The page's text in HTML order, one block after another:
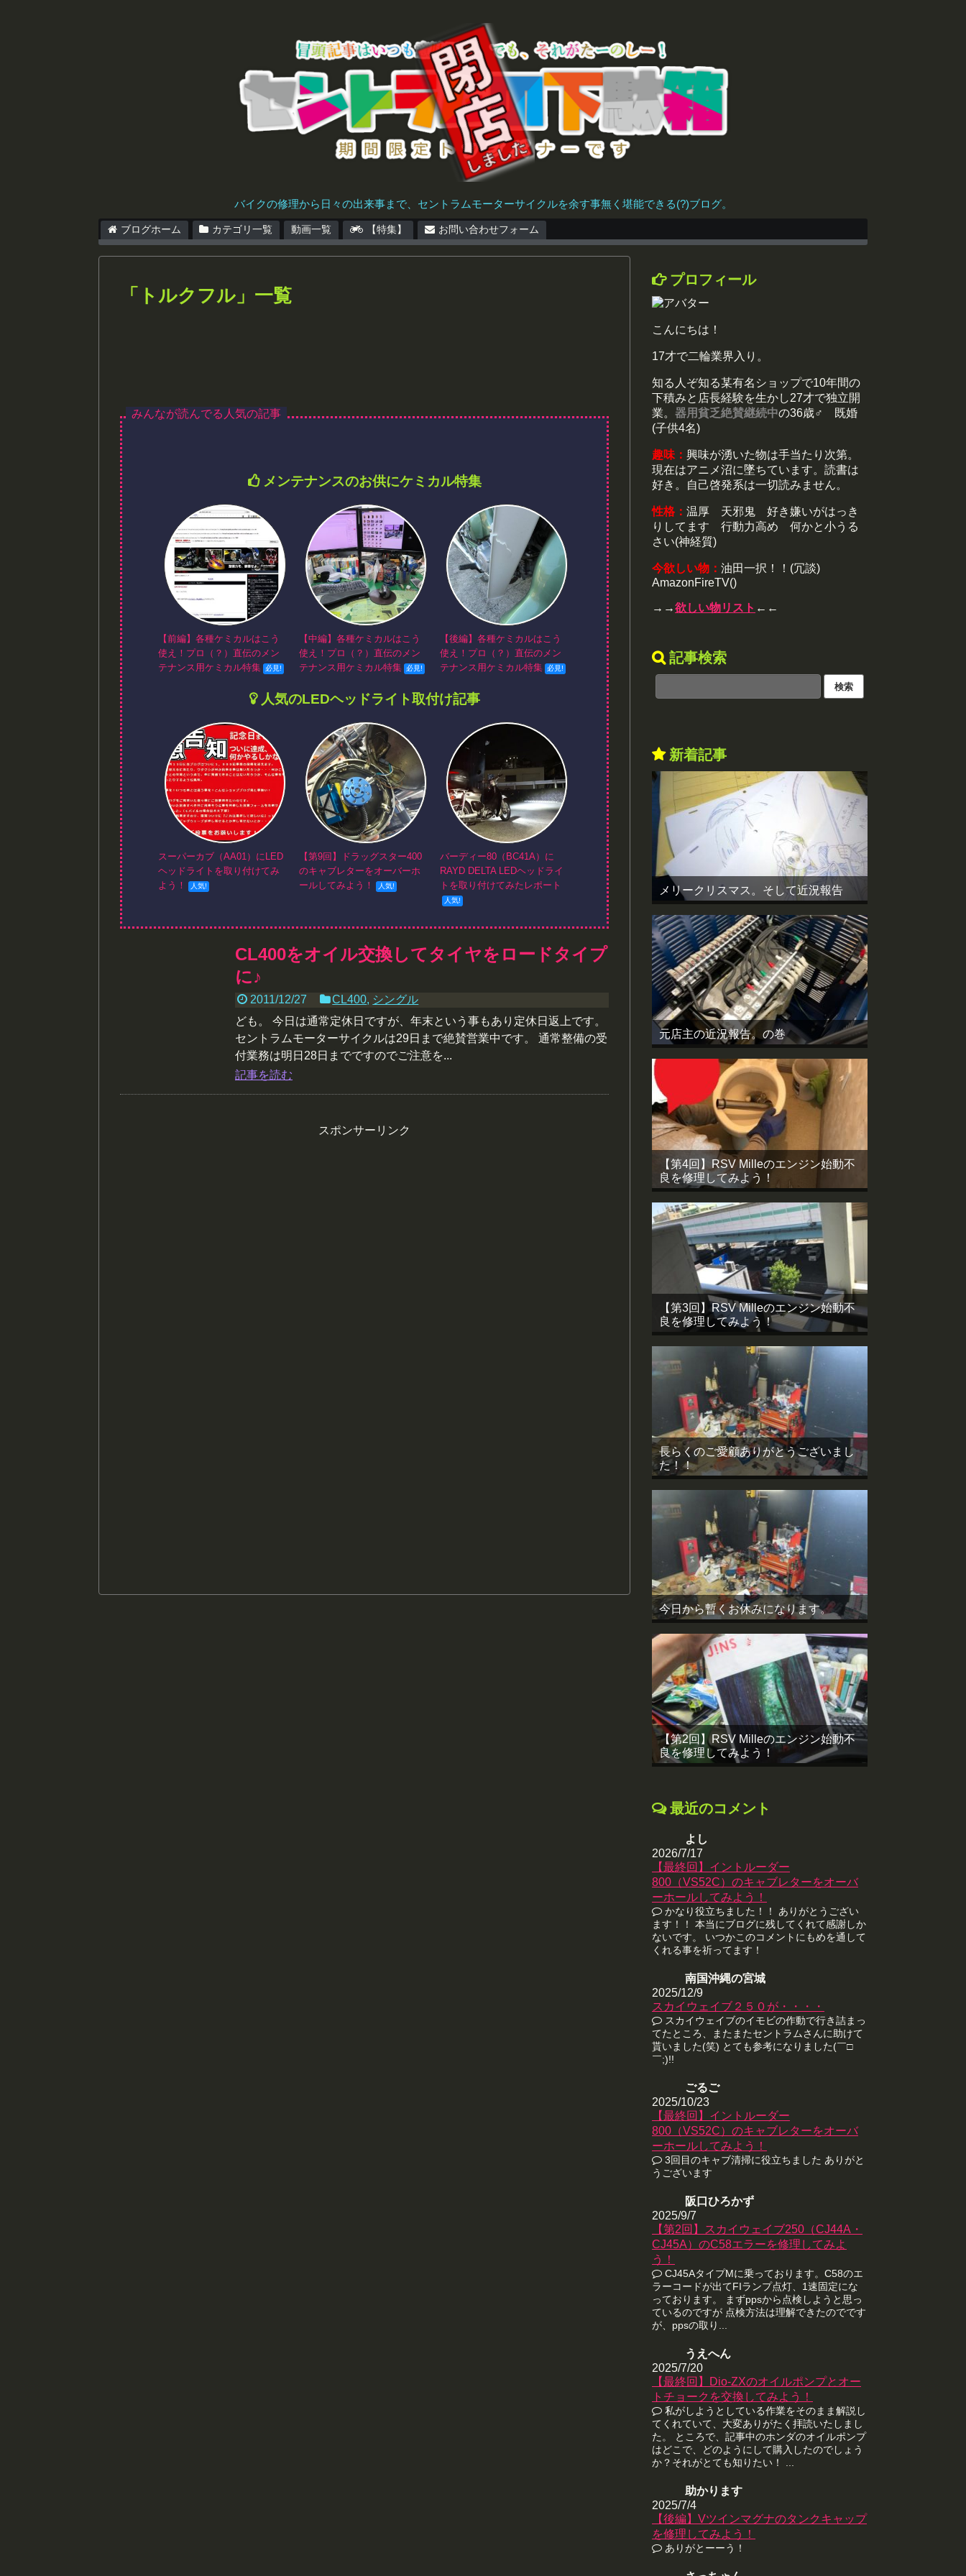
バイクの修理から日々の出来事まで、セントラムモーターサイクルを余す事無く堪能できる(?)ブログ。
ブログホーム カテゴリ一覧 動画一覧 【特集】 お問い合わせフォーム
「 トルクフル 」 一覧
メンテナンスのお供にケミカル特集
【前編】各種ケミカルはこう
使え！プロ（？）直伝のメン
テナンス用ケミカル特集
【中編】各種ケミカルはこう
使え！プロ（？）直伝のメン
テナンス用ケミカル特集
【後編】各種ケミカルはこう
使え！プロ（？）直伝のメン
テナンス用ケミカル特集
人気のLEDヘッドライト取付け記事
スーパーカブ（AA01）にLED
ヘッドライトを取り付けてみ
よう！
【第9回】ドラッグスター400
のキャブレターをオーバーホ
ールしてみよう！
バーディー80（BC41A）に
RAYD DELTA LEDヘッドライ
トを取り付けてみたレポート
CL400をオイル交換してタイヤをロードタイプ
に♪
2011/12/27 CL400, シングル
ども。 今日は通常定休日ですが、年末という事もあり定休日返上です。
セントラムモーターサイクルは29日まで絶賛営業中です。 通常整備の受
付業務は明日28日までですのでご注意を...
記事を読む
スポンサーリンク
プロフィール
こんにちは！
17才で二輪業界入り。
知る人ぞ知る某有名ショップで10年間の
下積みと店長経験を生かし27才で独立開
業。 器用貧乏絶賛継続中の36歳♂ 既婚
(子供4名)
趣味： 興味が湧いた物は手当たり次第。
現在はアニメ沼に墜ちています。読書は
好き。自己啓発系は一切読みません。
性格： 温厚 天邪鬼 好き嫌いがはっき
りしてます 行動力高め 何かと小うる
さい(神経質)
今欲しい物： 油田一択！！(冗談)
AmazonFireTV()
→→欲しい物リスト ←←
記事検索
新着記事
メリークリスマス。そして近況報告
元店主の近況報告。の巻
【第4回】RSV Milleのエンジン始動不
良を修理してみよう！
【第3回】RSV Milleのエンジン始動不
良を修理してみよう！
長らくのご愛顧ありがとうございまし
た！！
今日から暫くお休みになります。
【第2回】RSV Milleのエンジン始動不
良を修理してみよう！
最近のコメント
よし
2026/7/17
【最終回】イントルーダー
800（VS52C）のキャブレターをオーバ
ーホールしてみよう！
かなり役立ちました！！ ありがとうござい
ます！！ 本当にブログに残してくれて感謝しか
ないです。 いつかこのコメントにもめを通して
くれる事を祈ってます！
南国沖縄の宮城
2025/12/9
スカイウェイブ２５０が・・・・
スカイウェイブのイモビの作動で行き詰まっ
てたところ、またまたセントラムさんに助けて
貰いました(笑) とても参考になりました(￣□
￣;)!!
ごるご
2025/10/23
【最終回】イントルーダー
800（VS52C）のキャブレターをオーバ
ーホールしてみよう！
3回目のキャブ清掃に役立ちました ありがと
うございます
阪口ひろかず
2025/9/7
【第2回】スカイウェイブ250（CJ44A・
CJ45A）のC58エラーを修理してみよ
う！
CJ45AタイプMに乗っております。C58のエ
ラーコードが出てFIランプ点灯、1速固定にな
っております。 まずppsから点検しようと思っ
ているのですが 点検方法は理解できたのでです
が、ppsの取り...
うえへん
2025/7/20
【最終回】Dio-ZXのオイルポンプとオー
トチョークを交換してみよう！
私がしようとしている作業をそのまま解説し
てくれていて、大変ありがたく拝読いたしまし
た。 ところで、記事中のホンダのオイルポンプ
はどこで、どのようにして購入したのでしょう
か？それがとても知りたい！ ...
助かります
2025/7/4
【後編】Vツインマグナのタンクキャップ
を修理してみよう！
ありがとーーう！